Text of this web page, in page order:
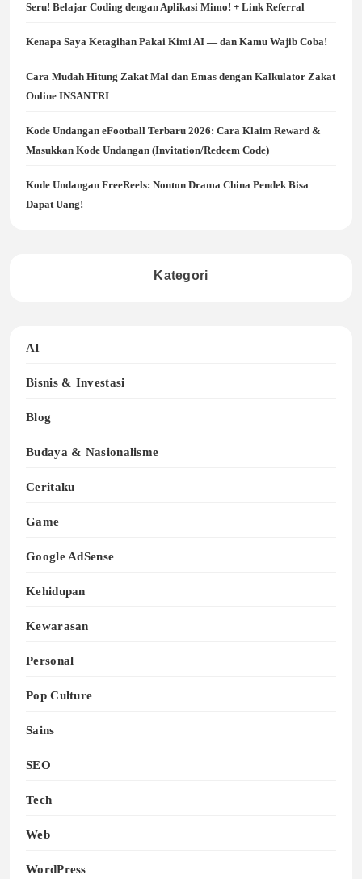
Seru! Belajar Coding dengan Aplikasi Mimo! + Link Referral
Kenapa Saya Ketagihan Pakai Kimi AI — dan Kamu Wajib Coba!
Cara Mudah Hitung Zakat Mal dan Emas dengan Kalkulator Zakat
Online INSANTRI
Kode Undangan eFootball Terbaru 2026: Cara Klaim Reward &
Masukkan Kode Undangan (Invitation/Redeem Code)
Kode Undangan FreeReels: Nonton Drama China Pendek Bisa
Dapat Uang!
Kategori
AI
Bisnis & Investasi
Blog
Budaya & Nasionalisme
Ceritaku
Game
Google AdSense
Kehidupan
Kewarasan
Personal
Pop Culture
Sains
SEO
Tech
Web
WordPress